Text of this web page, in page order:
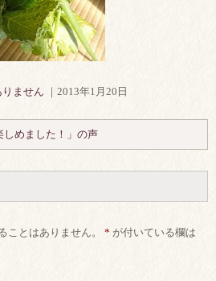
ません ｜2013年1月20日
しめました！」の声
ことはありません。 * が付いている欄は